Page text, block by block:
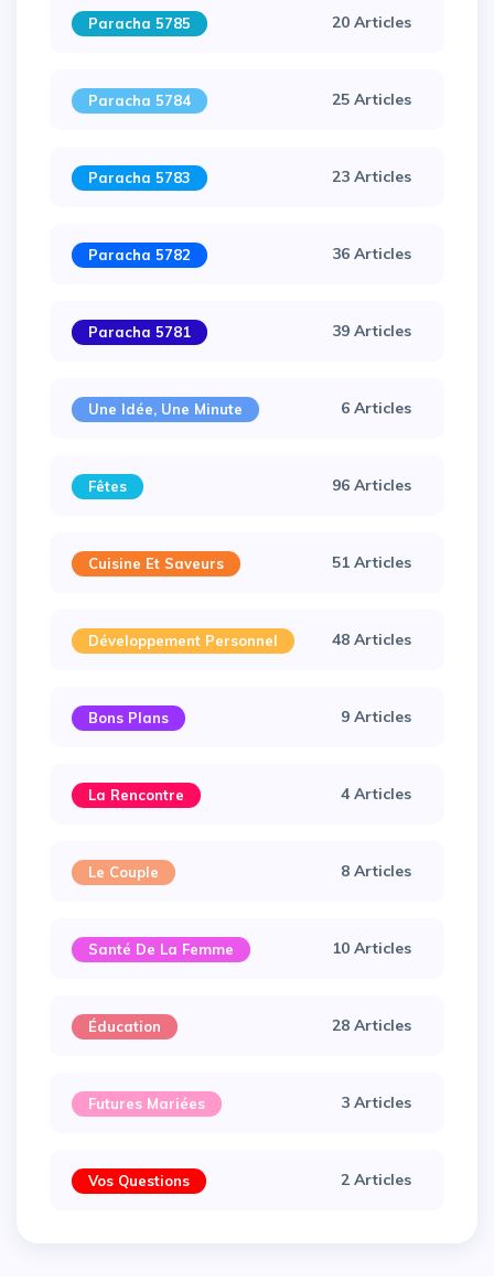
Paracha 5785 20 Articles
Paracha 5784 25 Articles
Paracha 5783 23 Articles
Paracha 5782 36 Articles
Paracha 5781 39 Articles
Une Idée, Une Minute 6 Articles
Fêtes 96 Articles
Cuisine Et Saveurs 51 Articles
Développement Personnel 48 Articles
Bons Plans 9 Articles
La Rencontre 4 Articles
Le Couple 8 Articles
Santé De La Femme 10 Articles
Éducation 28 Articles
Futures Mariées 3 Articles
Vos Questions 2 Articles